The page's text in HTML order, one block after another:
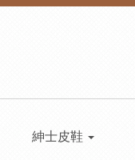
紳士皮鞋